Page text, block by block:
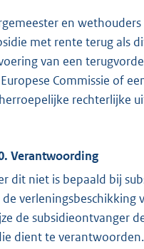
en
met rente terug als
van een
Commissie of
rechterlijke
Verantwoording
dit niet is bepaald bij
verleningsbeschikking
de subsidieontvanger
dient te verantwoorden.